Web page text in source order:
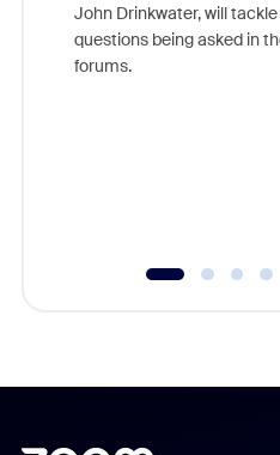
John Drinkwater, will
questions being asked in
forums.